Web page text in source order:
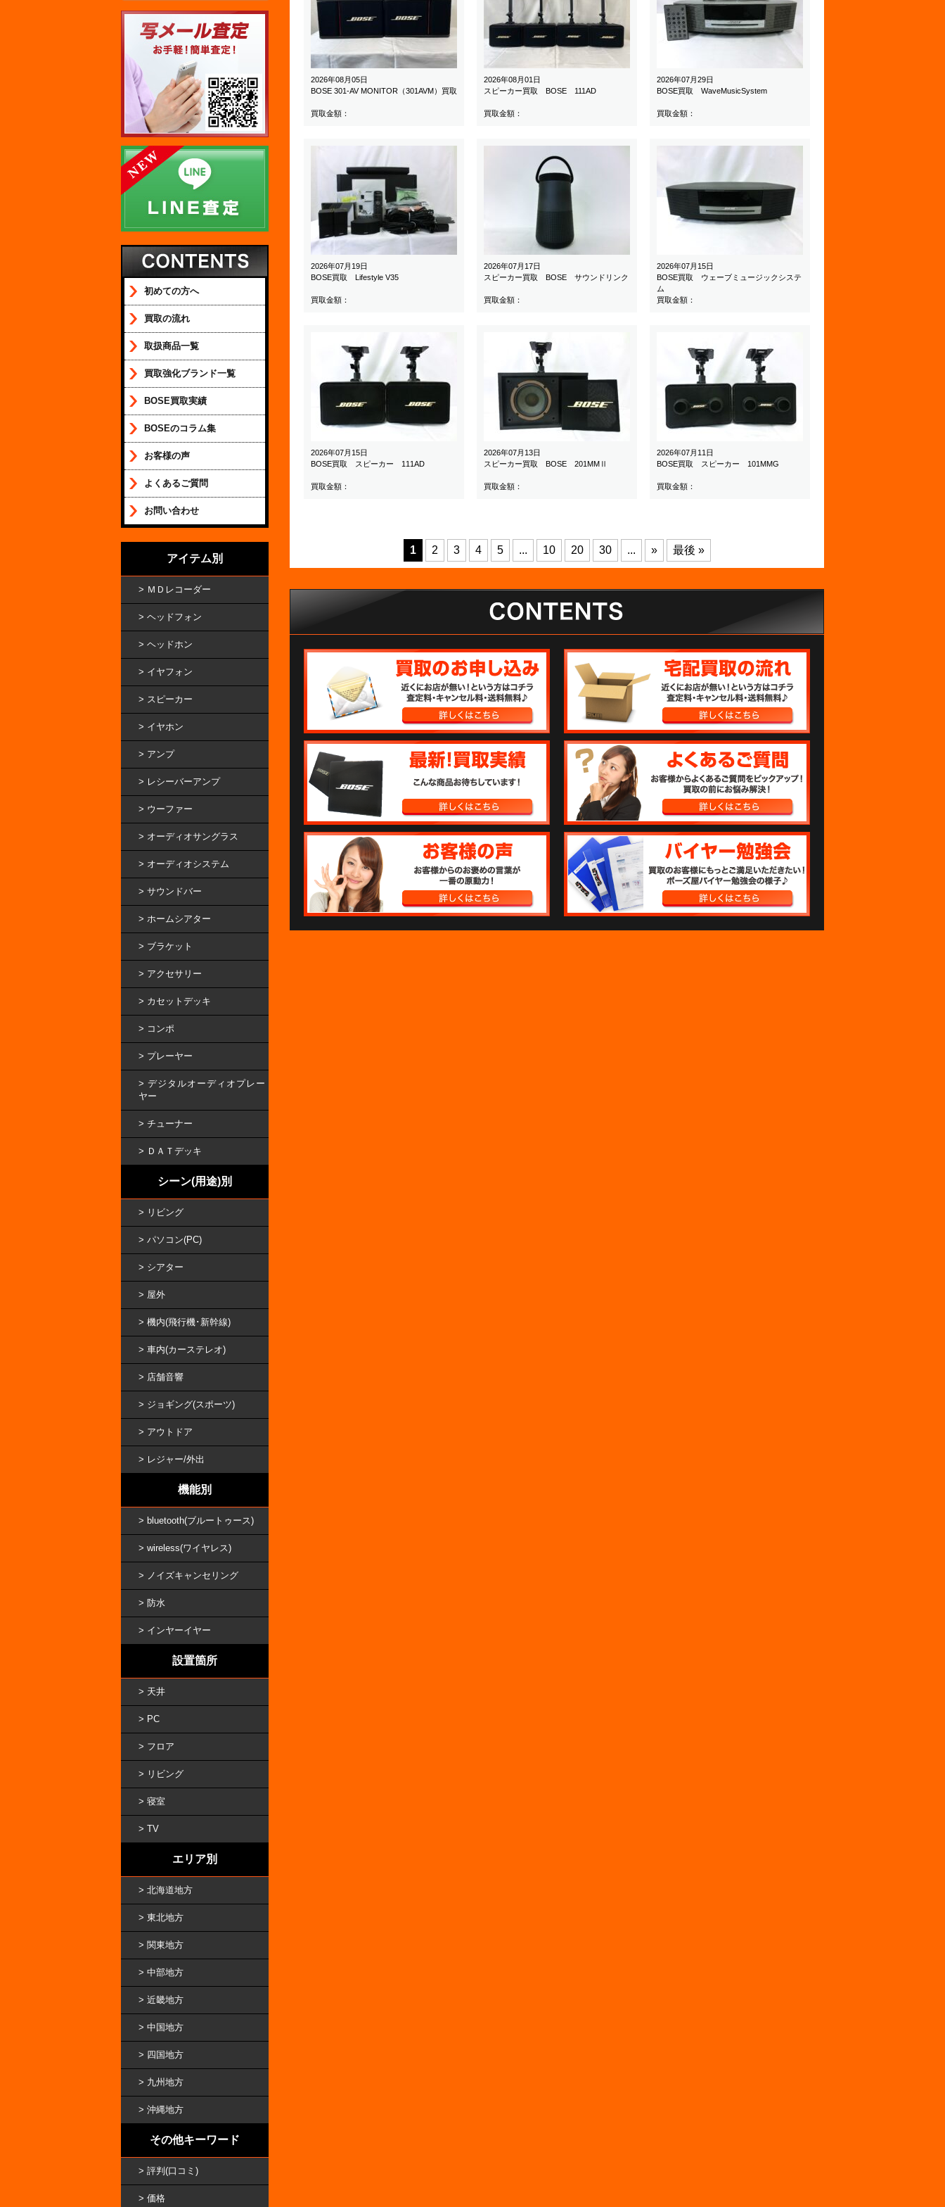
2026年08月05日
BOSE 301-AV MONITOR（301AVM）買取
買取金額：
2026年08月01日
スピーカー買取 BOSE 111AD
買取金額：
2026年07月29日
BOSE買取 WaveMusicSystem
買取金額：
2026年07月19日
BOSE買取 Lifestyle V35
買取金額：
2026年07月17日
スピーカー買取 BOSE サウンドリンク
買取金額：
2026年07月15日
BOSE買取 ウェーブミュージックシステ
ム
買取金額：
2026年07月15日
BOSE買取 スピーカー 111AD
買取金額：
2026年07月13日
スピーカー買取 BOSE 201MMⅡ
買取金額：
2026年07月11日
BOSE買取 スピーカー 101MMG
買取金額：
1 2 3 4 5 ... 10 20 30 ... » 最後 »
初めての方へ
買取の流れ
取扱商品一覧
買取強化ブランド一覧
BOSE買取実績
BOSEのコラム集
お客様の声
よくあるご質問
お問い合わせ
アイテム別
ＭＤレコーダー
ヘッドフォン
ヘッドホン
イヤフォン
スピーカー
イヤホン
アンプ
レシーバーアンプ
ウーファー
オーディオサングラス
オーディオシステム
サウンドバー
ホームシアター
ブラケット
アクセサリー
カセットデッキ
コンポ
プレーヤー
デジタルオーディオプレー
ヤー
チューナー
ＤＡＴデッキ
シーン(用途)別
リビング
パソコン(PC)
シアター
屋外
機内(飛行機･新幹線)
車内(カーステレオ)
店舗音響
ジョギング(スポーツ)
アウトドア
レジャー/外出
機能別
bluetooth(ブルートゥース)
wireless(ワイヤレス)
ノイズキャンセリング
防水
インヤーイヤー
設置箇所
天井
PC
フロア
リビング
寝室
TV
エリア別
北海道地方
東北地方
関東地方
中部地方
近畿地方
中国地方
四国地方
九州地方
沖縄地方
その他キーワード
評判(口コミ)
価格